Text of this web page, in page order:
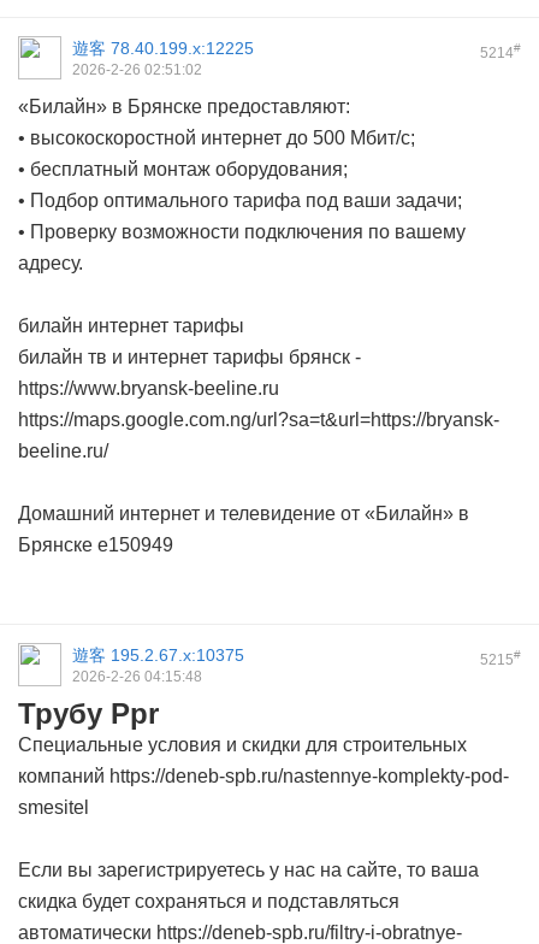
5214#
遊客 78.40.199.x:12225
2026-2-26 02:51:02
«Билайн» в Брянске предоставляют:
• высокоскоростной интернет до 500 Мбит/с;
• бесплатный монтаж оборудования;
• Подбор оптимального тарифа под ваши задачи;
• Проверку возможности подключения по вашему
адресу.
билайн интернет тарифы
билайн тв и интернет тарифы брянск -
https://www.bryansk-beeline.ru
https://maps.google.com.ng/url?sa=t&url=https://bryansk-
beeline.ru/
Домашний интернет и телевидение от «Билайн» в
Брянске e150949
5215#
遊客 195.2.67.x:10375
2026-2-26 04:15:48
Трубу Ppr
Специальные условия и скидки для строительных
компаний https://deneb-spb.ru/nastennye-komplekty-pod-
smesitel
Если вы зарегистрируетесь у нас на сайте, то ваша
скидка будет сохраняться и подставляться
автоматически https://deneb-spb.ru/filtry-i-obratnye-